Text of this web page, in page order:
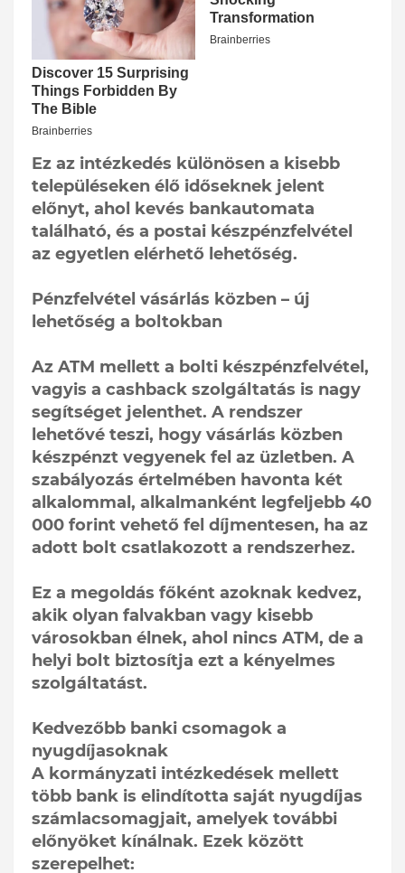
Ez az intézkedés különösen a kisebb
településeken élő időseknek jelent
előnyt, ahol kevés bankautomata
található, és a postai készpénzfelvétel
az egyetlen elérhető lehetőség.
Pénzfelvétel vásárlás közben – új
lehetőség a boltokban
Az ATM mellett a bolti készpénzfelvétel,
vagyis a cashback szolgáltatás is nagy
segítséget jelenthet. A rendszer
lehetővé teszi, hogy vásárlás közben
készpénzt vegyenek fel az üzletben. A
szabályozás értelmében havonta két
alkalommal, alkalmanként legfeljebb 40
000 forint vehető fel díjmentesen, ha az
adott bolt csatlakozott a rendszerhez.
Ez a megoldás főként azoknak kedvez,
akik olyan falvakban vagy kisebb
városokban élnek, ahol nincs ATM, de a
helyi bolt biztosítja ezt a kényelmes
szolgáltatást.
Kedvezőbb banki csomagok a
nyugdíjasoknak
A kormányzati intézkedések mellett
több bank is elindította saját nyugdíjas
számlacsomagjait, amelyek további
előnyöket kínálnak. Ezek között
szerepelhet: